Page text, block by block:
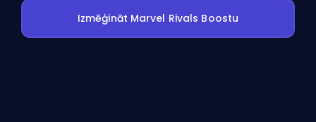
Izmēģināt Marvel Rivals Boostu